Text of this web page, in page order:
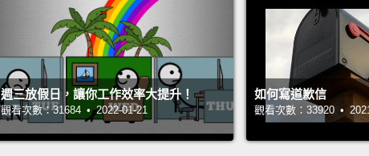
週三放假日，讓你工作效率大提升！
觀看次數：31684 • 2022-01-21
如何寫道歉信
觀看次數：33920 •